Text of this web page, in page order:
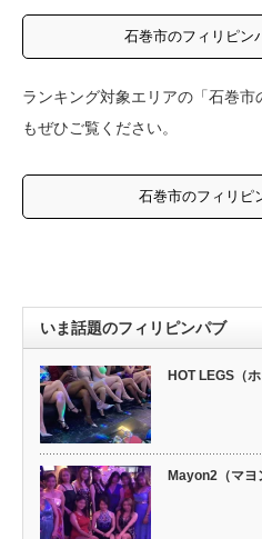
石巻市のフィリピン
ランキング対象エリアの「石巻市
もぜひご覧ください。
石巻市のフィリピ
いま話題のフィリピンパブ
HOT LEGS（
Mayon2（マヨ